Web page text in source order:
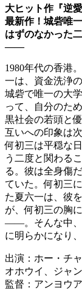
大ヒット作『逆
最新作！城砦唯
はずのなかった
――
1980年代の香港
一は、資金洗浄
城砦で唯一の大
って、自分のた
黒社会の若頭と
互いへの印象は
何初三は平穏な
う二度と関わる
る。彼は全身傷
ていた。何初三
た夏六一は、彼
が、何初三の胸
――。そんな中、
に明らかになり
出演：ホー・チ
オホウイ、ジャ
監督：アンヨウ